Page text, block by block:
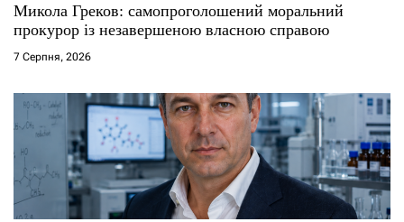
Микола Греков: самопроголошений моральний
прокурор із незавершеною власною справою
7 Серпня, 2026